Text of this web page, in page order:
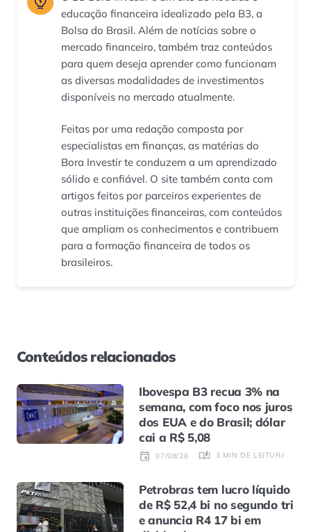
educação financeira idealizado pela B3, a
Bolsa do Brasil. Além de notícias sobre o
mercado financeiro, também traz conteúdos
para quem deseja aprender como funcionam
as diversas modalidades de investimentos
disponíveis no mercado atualmente.
Feitas por uma redação composta por
especialistas em finanças, as matérias do
Bora Investir te conduzem a um aprendizado
sólido e confiável. O site também conta com
artigos feitos por parceiros experientes de
outras instituições financeiras, com conteúdos
que ampliam os conhecimentos e contribuem
para a formação financeira de todos os
brasileiros.
Conteúdos relacionados
Ibovespa B3 recua 3% na
semana, com foco nos juros
dos EUA e do Brasil; dólar
cai a R$ 5,08
07/08/26 3 MIN DE LEITURA
Petrobras tem lucro líquido
de R$ 52,4 bi no segundo tri
e anuncia R4 17 bi em